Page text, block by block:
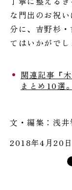
な門出のお祝
分に、吉野杉
てはいかがでし
関連記事『
まとめ10選
文・編集：浅井
2018年4月20日